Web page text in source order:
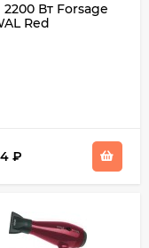
Вт Forsage
Red
₽